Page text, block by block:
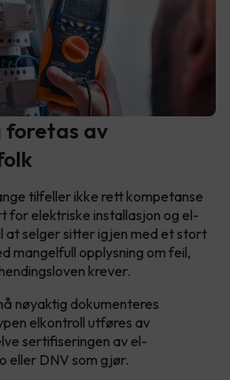
foretas av
tilfeller ikke rett kompetanse
for elektriske installasjon og el-
at selger sitter igjen med et stort
mangelfull opplysning om feil,
krever.
nøyaktig dokumenteres
elkontroll utføres av
sertifiseringen av el-
eller DNV som gjør.